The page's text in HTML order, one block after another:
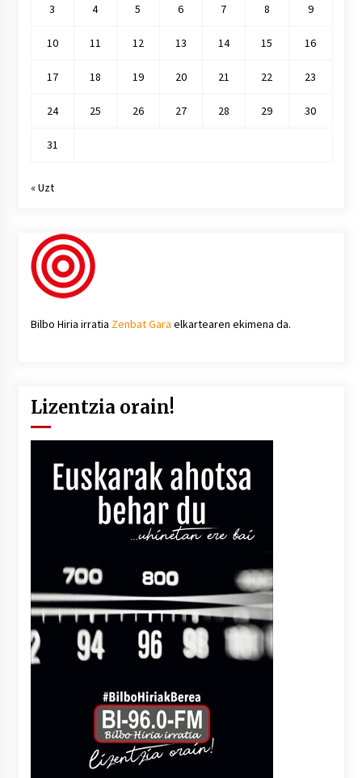
3 4 5 6 7 8 9
10 11 12 13 14 15 16
17 18 19 20 21 22 23
24 25 26 27 28 29 30
31
« Uzt
Bilbo Hiria irratia Zenbat Gara elkartearen ekimena da.
Lizentzia orain!